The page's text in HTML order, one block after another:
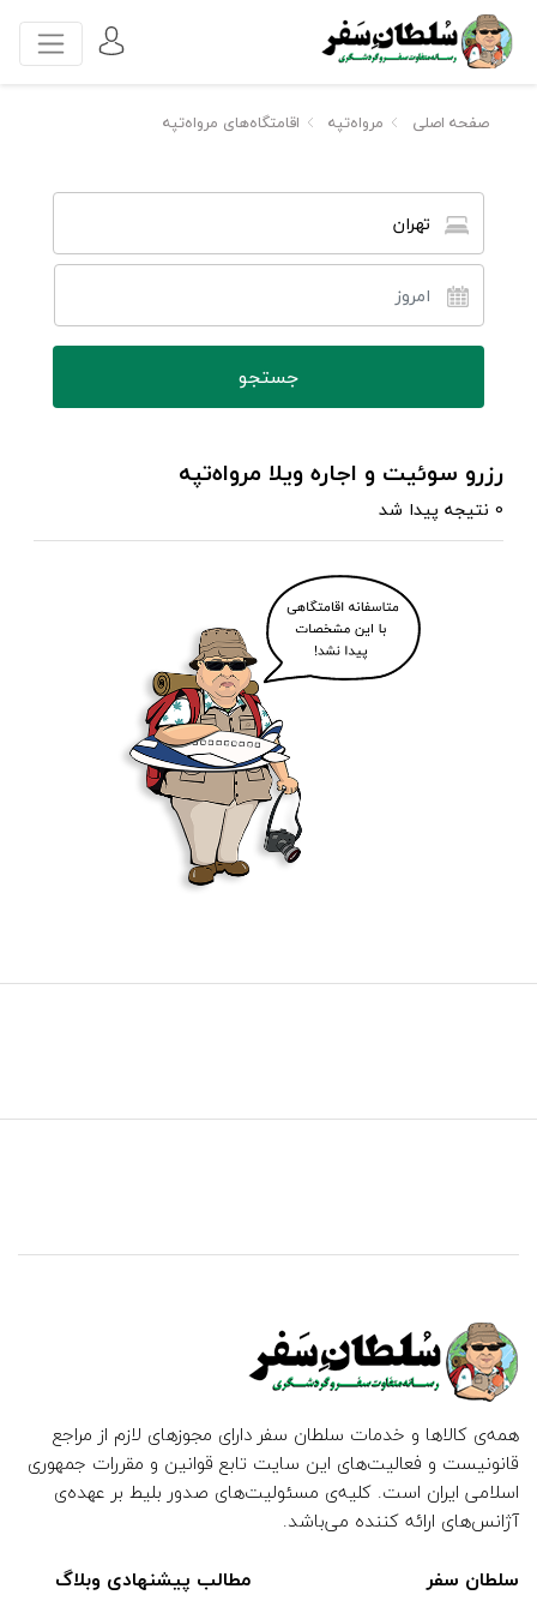
صفحه اصلی مرواه‌تپه اقامتگاه‌های مرواه‌تپه
تهران
رزرو سوئیت و اجاره ویلا مرواه‌تپه
0 نتیجه پیدا شد
همه‌ی کالاها و خدمات سلطان سفر دارای مجوزهای لازم از مراجع
قانونیست و فعالیت‌های این سایت تابع قوانین و مقررات جمهوری
اسلامی ایران است. کلیه‌ی مسئولیت‌های صدور بلیط بر عهده‌ی
آژانس‌های ارائه کننده می‌باشد.
سلطان سفر مطالب پیشنهادی وبلاگ